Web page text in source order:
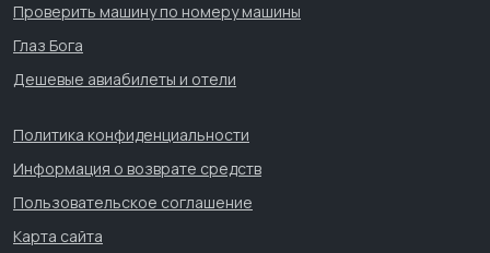
Проверить машину по номеру машины
Глаз Бога
Дешевые авиабилеты и отели
Политика конфиденциальности
Информация о возврате средств
Пользовательское соглашение
Карта сайта